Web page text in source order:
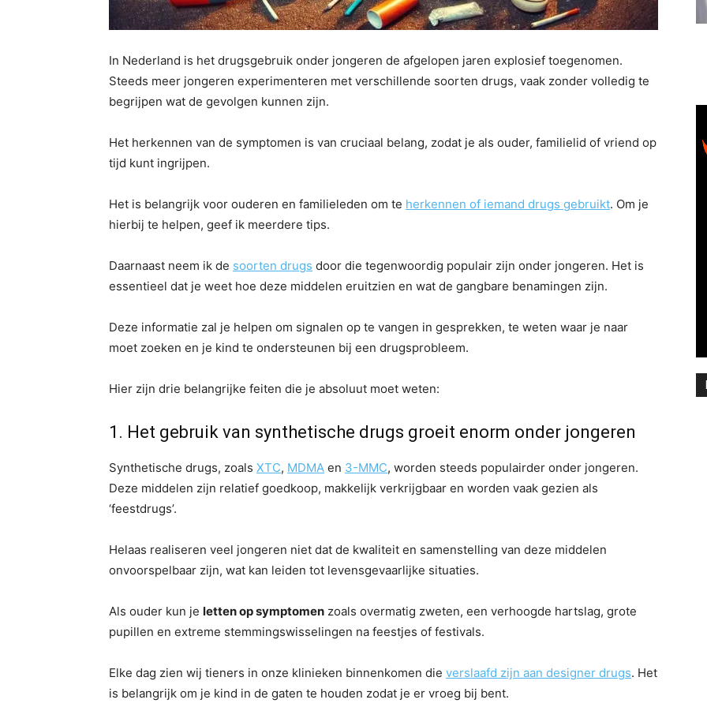
In Nederland is het drugsgebruik onder jongeren de afgelopen jaren explosief toegenomen.
Steeds meer jongeren experimenteren met verschillende soorten drugs, vaak zonder volledig te
begrijpen wat de gevolgen kunnen zijn.
Het herkennen van de symptomen is van cruciaal belang, zodat je als ouder, familielid of vriend op
tijd kunt ingrijpen.
Het is belangrijk voor ouderen en familieleden om te herkennen of iemand drugs gebruikt. Om je
hierbij te helpen, geef ik meerdere tips.
Daarnaast neem ik de soorten drugs door die tegenwoordig populair zijn onder jongeren. Het is
essentieel dat je weet hoe deze middelen eruitzien en wat de gangbare benamingen zijn.
Deze informatie zal je helpen om signalen op te vangen in gesprekken, te weten waar je naar
moet zoeken en je kind te ondersteunen bij een drugsprobleem.
Hier zijn drie belangrijke feiten die je absoluut moet weten:
1. Het gebruik van synthetische drugs groeit enorm onder jongeren
Synthetische drugs, zoals XTC, MDMA en 3-MMC, worden steeds populairder onder jongeren.
Deze middelen zijn relatief goedkoop, makkelijk verkrijgbaar en worden vaak gezien als
‘feestdrugs’.
Helaas realiseren veel jongeren niet dat de kwaliteit en samenstelling van deze middelen
onvoorspelbaar zijn, wat kan leiden tot levensgevaarlijke situaties.
Als ouder kun je letten op symptomen zoals overmatig zweten, een verhoogde hartslag, grote
pupillen en extreme stemmingswisselingen na feestjes of festivals.
Elke dag zien wij tieners in onze klinieken binnenkomen die verslaafd zijn aan designer drugs. Het
is belangrijk om je kind in de gaten te houden zodat je er vroeg bij bent.